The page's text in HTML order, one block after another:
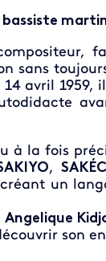
sans
avril
à la fois
,
un
Angelique
son